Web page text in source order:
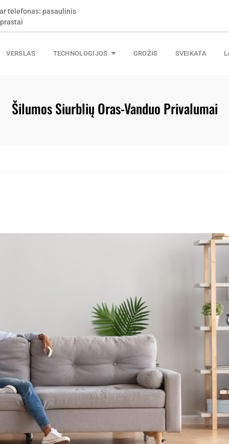
telefonas: pasaulinis
kaip nepermokėti už
VERSLAS TECHNOLOGIJOS GROŽIS SVEIKATA
Šilumos Siurblių Oras-Vanduo Privalumai